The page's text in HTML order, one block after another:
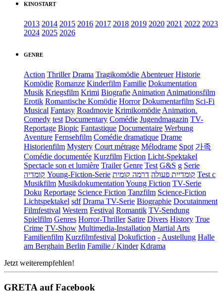
KINOSTART
2013 2014 2015 2016 2017 2018 2019 2020 2021 2022 2023
2024 2025 2026
GENRE
Action Thriller Drama Tragikomödie Abenteuer Historie
Komödie Romanze Kinderfilm Familie Dokumentation
Musik Kriegsfilm Krimi Biografie Animation Animationsfilm
Erotik Romantische Komödie Horror Dokumentarfilm Sci-Fi
Musical Fantasy Roadmovie Krimikomödie Animation.
Comedy test Documentary Comédie Jugendmagazin TV-
Reportage Biopic Fantastique Documentaire Werbung
Aventure Fernsehfilm Comédie dramatique Drame
Historienfilm Mystery Court métrage Mélodrame Spot 가족
Comédie documentée Kurzfilm Fiction Licht-Spektakel
Spectacle son et lumière Trailer Genre Test G&S g Serie
קומדיה Young-Fiction-Serie קומדיית פעולה דרמה קומית
Test c
Musikfilm Musikdokumentation Young Fiction TV-Serie
Doku Reportage Science Fiction Tanzfilm Science-Fiction
Lichtspektakel sdf Drama TV-Serie Biographie Docutainment
Filmfestival Western Festival Romantik TV-Sendung
Spielfilm Genres Horror-Thriller Satire Divers History True
Crime TV-Show Multimedia-Installation Martial Arts
Familienfilm Kurzfilmfestival Dokufiction - Austellung Halle
am Berghain Berlin Familie / Kinder Kdrama
Jetzt weiterempfehlen!
GRETA auf Facebook